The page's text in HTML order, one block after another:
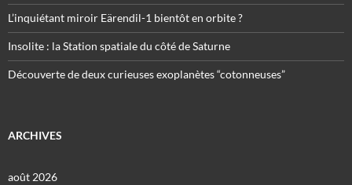
L’inquiétant miroir Eärendil-1 bientôt en orbite ?
Insolite : la Station spatiale du côté de Saturne
Découverte de deux curieuses exoplanètes “cotonneuses”
ARCHIVES
août 2026